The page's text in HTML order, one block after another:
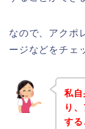
なので、アクポ
ージなどをチェ
私自
り
す